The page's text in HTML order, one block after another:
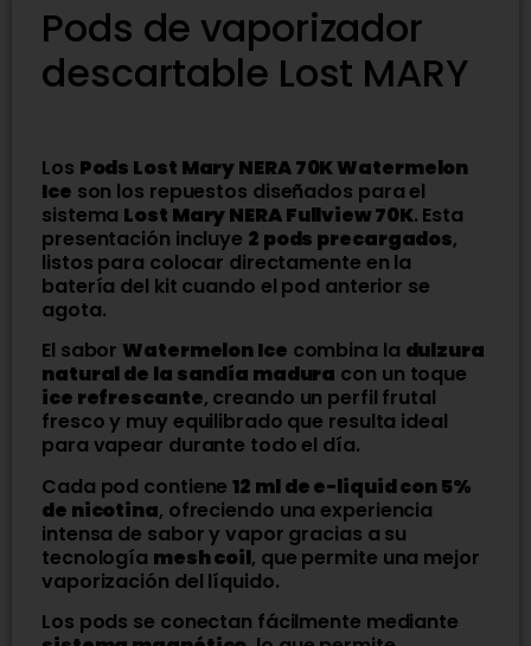
Pods de vaporizador
descartable Lost MARY
Los Pods Lost Mary NERA 70K Watermelon
Ice son los repuestos diseñados para el
sistema Lost Mary NERA Fullview 70K. Esta
presentación incluye 2 pods precargados,
listos para colocar directamente en la
batería del kit cuando el pod anterior se
agota.
El sabor Watermelon Ice combina la dulzura
natural de la sandía madura con un toque
ice refrescante, creando un perfil frutal
fresco y muy equilibrado que resulta ideal
para vapear durante todo el día.
Cada pod contiene12 ml de e-liquid con 5%
de nicotina, ofreciendo una experiencia
intensa de sabor y vapor gracias a su
tecnología mesh coil, que permite una mejor
vaporización del líquido.
Los pods se conectan fácilmente mediante